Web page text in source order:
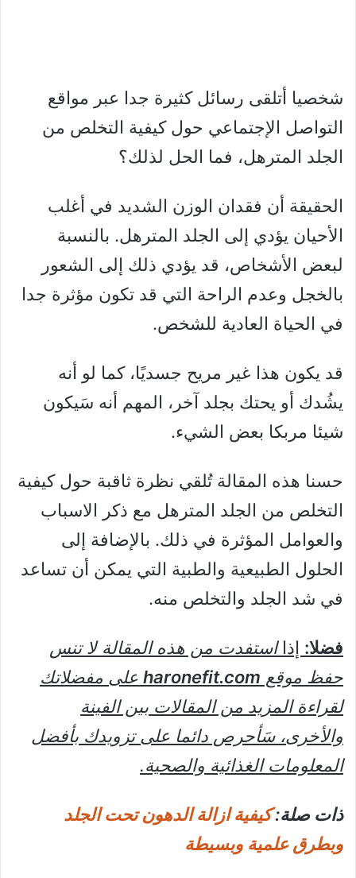
شخصيا أتلقى رسائل كثيرة جدا عبر مواقع
التواصل الإجتماعي حول كيفية التخلص من
الجلد المترهل، فما الحل لذلك؟
الحقيقة أن فقدان الوزن الشديد في أغلب
الأحيان يؤدي إلى الجلد المترهل. بالنسبة
لبعض الأشخاص، قد يؤدي ذلك إلى الشعور
بالخجل وعدم الراحة التي قد تكون مؤثرة جدا
في الحياة العادية للشخص.
قد يكون هذا غير مريح جسديًا، كما لو أنه
يشُدك أو يحتك بجلد آخر، المهم أنه سَيكون
شيئا مربكا بعض الشيء.
حسنا هذه المقالة تُلقي نظرة ثاقبة حول كيفية
التخلص من الجلد المترهل مع ذكر الاسباب
والعوامل المؤثرة في ذلك. بالإضافة إلى
الحلول الطبيعية والطبية التي يمكن أن تساعد
في شد الجلد والتخلص منه.
فضلا: إذااستفدت من هذه المقالة لا تنس
حفظ موقع haronefit.com على مفضلاتك
لقراءة المزيد من المقالات بين الفينة
والأخرى، سَأحرص دائما على تزويدك بأفضل
المعلومات الغذائية والصحية.
ذات صلة:كيفية ازالة الدهون تحت الجلد
وبطرق علمية وبسيطة